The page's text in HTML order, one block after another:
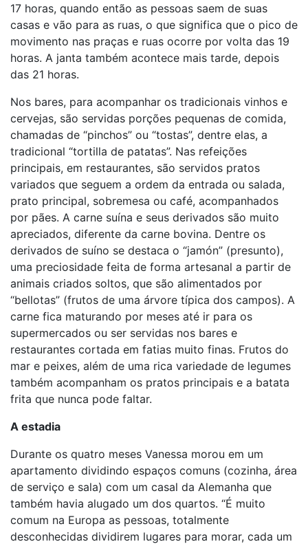
17 horas, quando então as pessoas saem de suas
casas e vão para as ruas, o que significa que o pico de
movimento nas praças e ruas ocorre por volta das 19
horas. A janta também acontece mais tarde, depois
das 21 horas.
Nos bares, para acompanhar os tradicionais vinhos e
cervejas, são servidas porções pequenas de comida,
chamadas de “pinchos” ou “tostas”, dentre elas, a
tradicional “tortilla de patatas”. Nas refeições
principais, em restaurantes, são servidos pratos
variados que seguem a ordem da entrada ou salada,
prato principal, sobremesa ou café, acompanhados
por pães. A carne suína e seus derivados são muito
apreciados, diferente da carne bovina. Dentre os
derivados de suíno se destaca o “jamón” (presunto),
uma preciosidade feita de forma artesanal a partir de
animais criados soltos, que são alimentados por
“bellotas” (frutos de uma árvore típica dos campos). A
carne fica maturando por meses até ir para os
supermercados ou ser servidas nos bares e
restaurantes cortada em fatias muito finas. Frutos do
mar e peixes, além de uma rica variedade de legumes
também acompanham os pratos principais e a batata
frita que nunca pode faltar.
A estadia
Durante os quatro meses Vanessa morou em um
apartamento dividindo espaços comuns (cozinha, área
de serviço e sala) com um casal da Alemanha que
também havia alugado um dos quartos. “É muito
comum na Europa as pessoas, totalmente
desconhecidas dividirem lugares para morar, cada um